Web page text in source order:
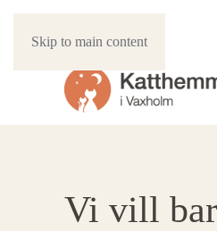
Skip to main content
Vi vill